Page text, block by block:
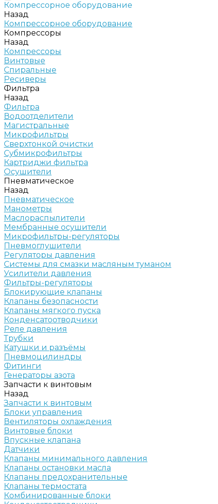
Компрессорное оборудование
Назад
Компрессорное оборудование
Компрессоры
Назад
Компрессоры
Винтовые
Спиральные
Ресиверы
Фильтра
Назад
Фильтра
Водоотделители
Магистральные
Микрофильтры
Сверхтонкой очистки
Субмикрофильтры
Картриджи фильтра
Осушители
Пневматическое
Назад
Пневматическое
Манометры
Маслораспылители
Мембранные осушители
Микрофильтры-регуляторы
Пневмоглушители
Регуляторы давления
Системы для смазки масляным туманом
Усилители давления
Фильтры-регуляторы
Блокирующие клапаны
Клапаны безопасности
Клапаны мягкого пуска
Конденсатоотводчики
Реле давления
Трубки
Катушки и разъёмы
Пневмоцилиндры
Фитинги
Генераторы азота
Запчасти к винтовым
Назад
Запчасти к винтовым
Блоки управления
Вентиляторы охлаждения
Винтовые блоки
Впускные клапана
Датчики
Клапаны минимального давления
Клапаны остановки масла
Клапаны предохранительные
Клапаны термостата
Комбинированные блоки